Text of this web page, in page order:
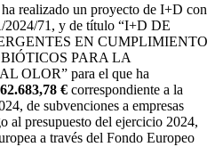
realizado un proyecto de I+D con
71, y de título “I+D DE
EN CUMPLIMIENTO
PARA LA
OLOR” para el que ha
62.683,78 € correspondiente a la
de subvenciones a empresas
al presupuesto del ejercicio 2024,
a través del Fondo Europeo